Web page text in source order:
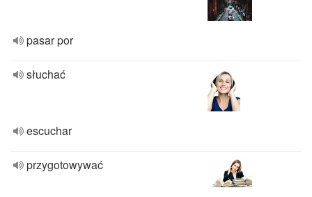
pasar por
słuchać
escuchar
przygotowywać